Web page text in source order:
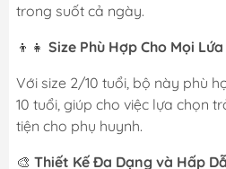
trong suốt cả ngày.
👦👧 Size Phù Hợp Cho Mọi Lứa
Với size 2/10 tuổi, bộ này phù
10 tuổi, giúp cho việc lựa chọn
tiện cho phụ huynh.
🎨 Thiết Kế Đa Dạng và Hấp